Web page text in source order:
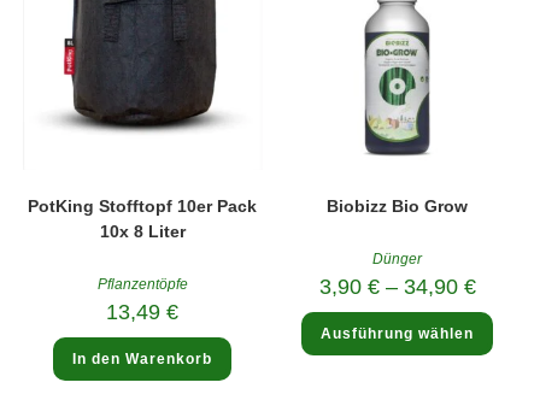
PotKing Stofftopf 10er Pack
10x 8 Liter
Pflanzentöpfe
13,49€
In den Warenkorb
Biobizz Bio Grow
Dünger
3,90 €– 34,90 €
Ausführung wählen
weist